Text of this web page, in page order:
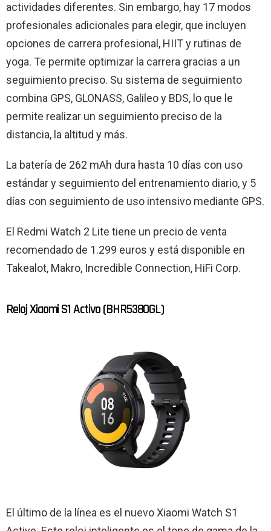
actividades diferentes. Sin embargo, hay 17 modos
profesionales adicionales para elegir, que incluyen
opciones de carrera profesional, HIIT y rutinas de
yoga. Te permite optimizar la carrera gracias a un
seguimiento preciso. Su sistema de seguimiento
combina GPS, GLONASS, Galileo y BDS, lo que le
permite realizar un seguimiento preciso de la
distancia, la altitud y más.
La batería de 262 mAh dura hasta 10 días con uso
estándar y seguimiento del entrenamiento diario, y 5
días con seguimiento de uso intensivo mediante GPS.
El Redmi Watch 2 Lite tiene un precio de venta
recomendado de 1.299 euros y está disponible en
Takealot, Makro, Incredible Connection, HiFi Corp.
Reloj Xiaomi S1 Activo (BHR5380GL)
El último de la línea es el nuevo Xiaomi Watch S1